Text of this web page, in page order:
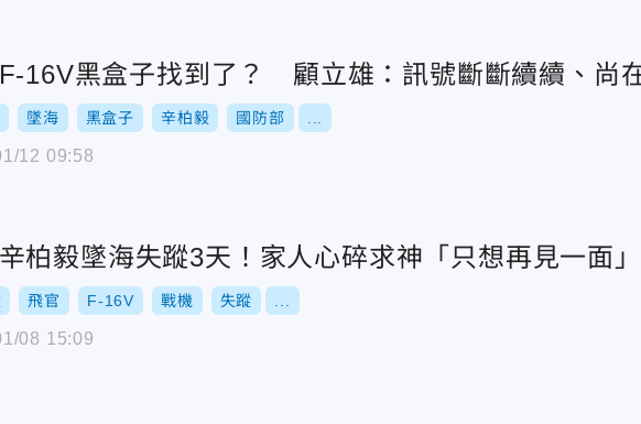
16V黑盒子找到了？ 顧立雄：訊號斷斷續續、尚
墜海 黑盒子 辛柏毅 國防部
12 09:58
柏毅墜海失蹤3天！家人心碎求神「只想再見一面」
飛官 F-16V 戰機 失蹤
08 15:09